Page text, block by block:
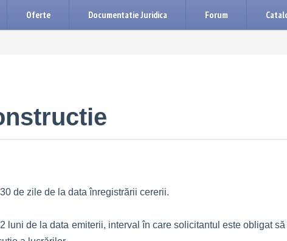
Oferte Documentatie Juridica Forum
de zile de la data înregistrării cererii.
luni de la data emiterii, interval în care solicitantul este obligat